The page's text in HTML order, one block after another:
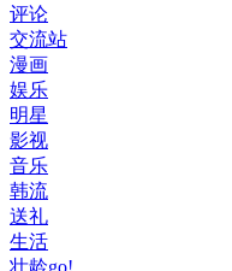
评论
交流站
漫画
娱乐
明星
影视
音乐
韩流
送礼
生活
壮龄go!